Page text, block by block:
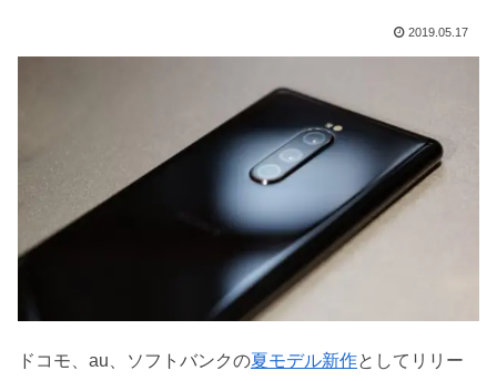
2019.05.17
ドコモ、au、ソフトバンクの夏モデル新作としてリリー